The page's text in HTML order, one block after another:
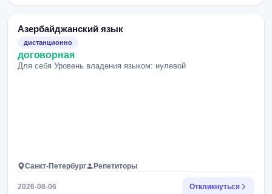
Азербайджанский язык
дистанционно
договорная
Для себя Уровень владения языком: нулевой
Санкт-Петербург Репетиторы
2026-08-06 Откликнуться